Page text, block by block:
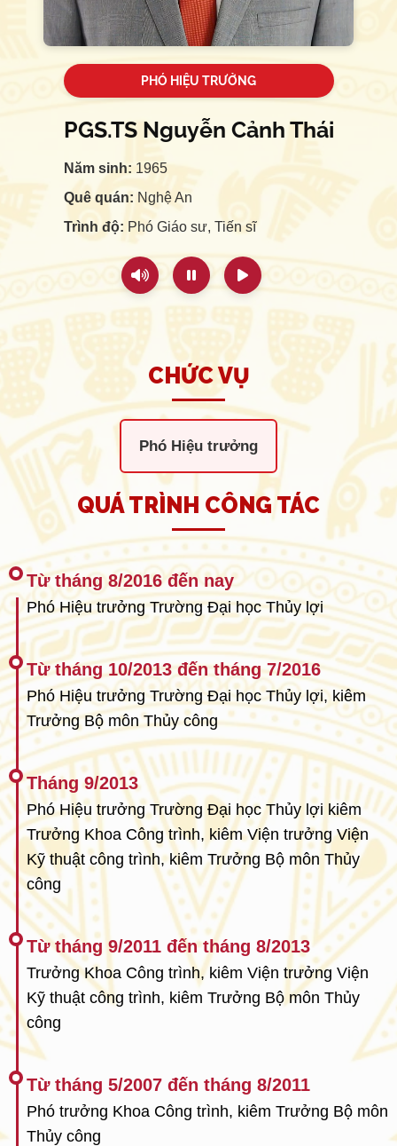
PHÓ HIỆU TRƯỞNG
PGS.TS Nguyễn Cảnh Thái
Năm sinh: 1965
Quê quán: Nghệ An
Trình độ: Phó Giáo sư, Tiến sĩ
CHỨC VỤ
Phó Hiệu trưởng
QUÁ TRÌNH CÔNG TÁC
Từ tháng 8/2016 đến nay
Phó Hiệu trưởng Trường Đại học Thủy lợi
Từ tháng 10/2013 đến tháng 7/2016
Phó Hiệu trưởng Trường Đại học Thủy lợi, kiêm
Trưởng Bộ môn Thủy công
Tháng 9/2013
Phó Hiệu trưởng Trường Đại học Thủy lợi kiêm
Trưởng Khoa Công trình, kiêm Viện trưởng Viện
Kỹ thuật công trình, kiêm Trưởng Bộ môn Thủy
công
Từ tháng 9/2011 đến tháng 8/2013
Trưởng Khoa Công trình, kiêm Viện trưởng Viện
Kỹ thuật công trình, kiêm Trưởng Bộ môn Thủy
công
Từ tháng 5/2007 đến tháng 8/2011
Phó trưởng Khoa Công trình, kiêm Trưởng Bộ môn
Thủy công